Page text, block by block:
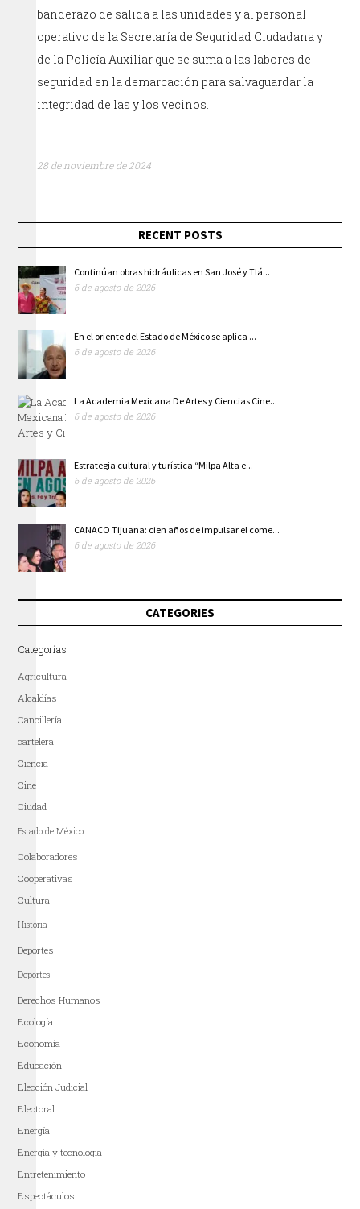
banderazo de salida a las unidades y al personal
operativo de la Secretaría de Seguridad Ciudadana y
de la Policía Auxiliar que se suma a las labores de
seguridad en la demarcación para salvaguardar la
integridad de las y los vecinos.
28 de noviembre de 2024
RECENT POSTS
Continúan obras hidráulicas en San José y Tlá...
6 de agosto de 2026
En el oriente del Estado de México se aplica ...
6 de agosto de 2026
La Academia Mexicana De Artes y Ciencias Cine...
6 de agosto de 2026
Estrategia cultural y turística “Milpa Alta e...
6 de agosto de 2026
CANACO Tijuana: cien años de impulsar el come...
6 de agosto de 2026
CATEGORIES
Categorías
Agricultura
Alcaldías
Cancillería
cartelera
Ciencia
Cine
Ciudad
Estado de México
Colaboradores
Cooperativas
Cultura
Historia
Deportes
Deportes
Derechos Humanos
Ecología
Economía
Educación
Elección Judicial
Electoral
Energía
Energía y tecnología
Entretenimiento
Espectáculos